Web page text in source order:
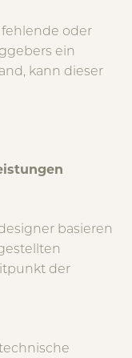
oder
ein
kann dieser
basieren
der